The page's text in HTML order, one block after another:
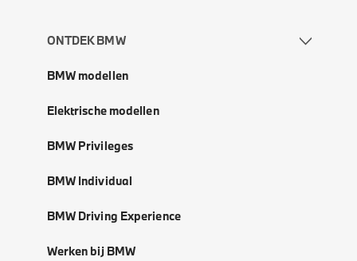
ONTDEK BMW
BMW modellen
Elektrische modellen
BMW Privileges
BMW Individual
BMW Driving Experience
Werken bij BMW